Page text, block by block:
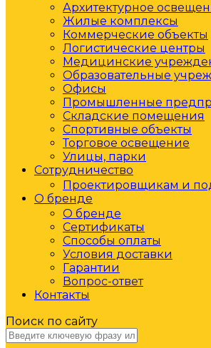
Архитектурное
Жилые комплексы
Коммерческие объекты
Логистические центры
Медицинские
Образовательные
Офисы
Промышленные
Складские помещения
Спортивные объекты
Торговое освещение
Улицы, парки
Сотрудничество
Проектировщикам и
О бренде
О бренде
Сертификаты
Способы оплаты
Условия доставки
Гарантии
Вопрос-ответ
Контакты
Поиск по сайту